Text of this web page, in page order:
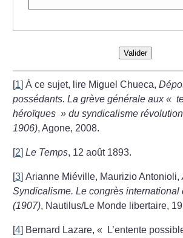
Valider
[1]À ce sujet, lire Miguel Chueca,
possédants. La grève générale aux «
héroïques » du syndicalisme
1906), Agone, 2008.
[2]Le Temps, 12 août 1893.
[3]Arianne Miéville, Maurizio Antonioli,
Syndicalisme. Le congrès international
(1907), Nautilus/Le Monde libertaire,
[4] Bernard Lazare, «
L’entente